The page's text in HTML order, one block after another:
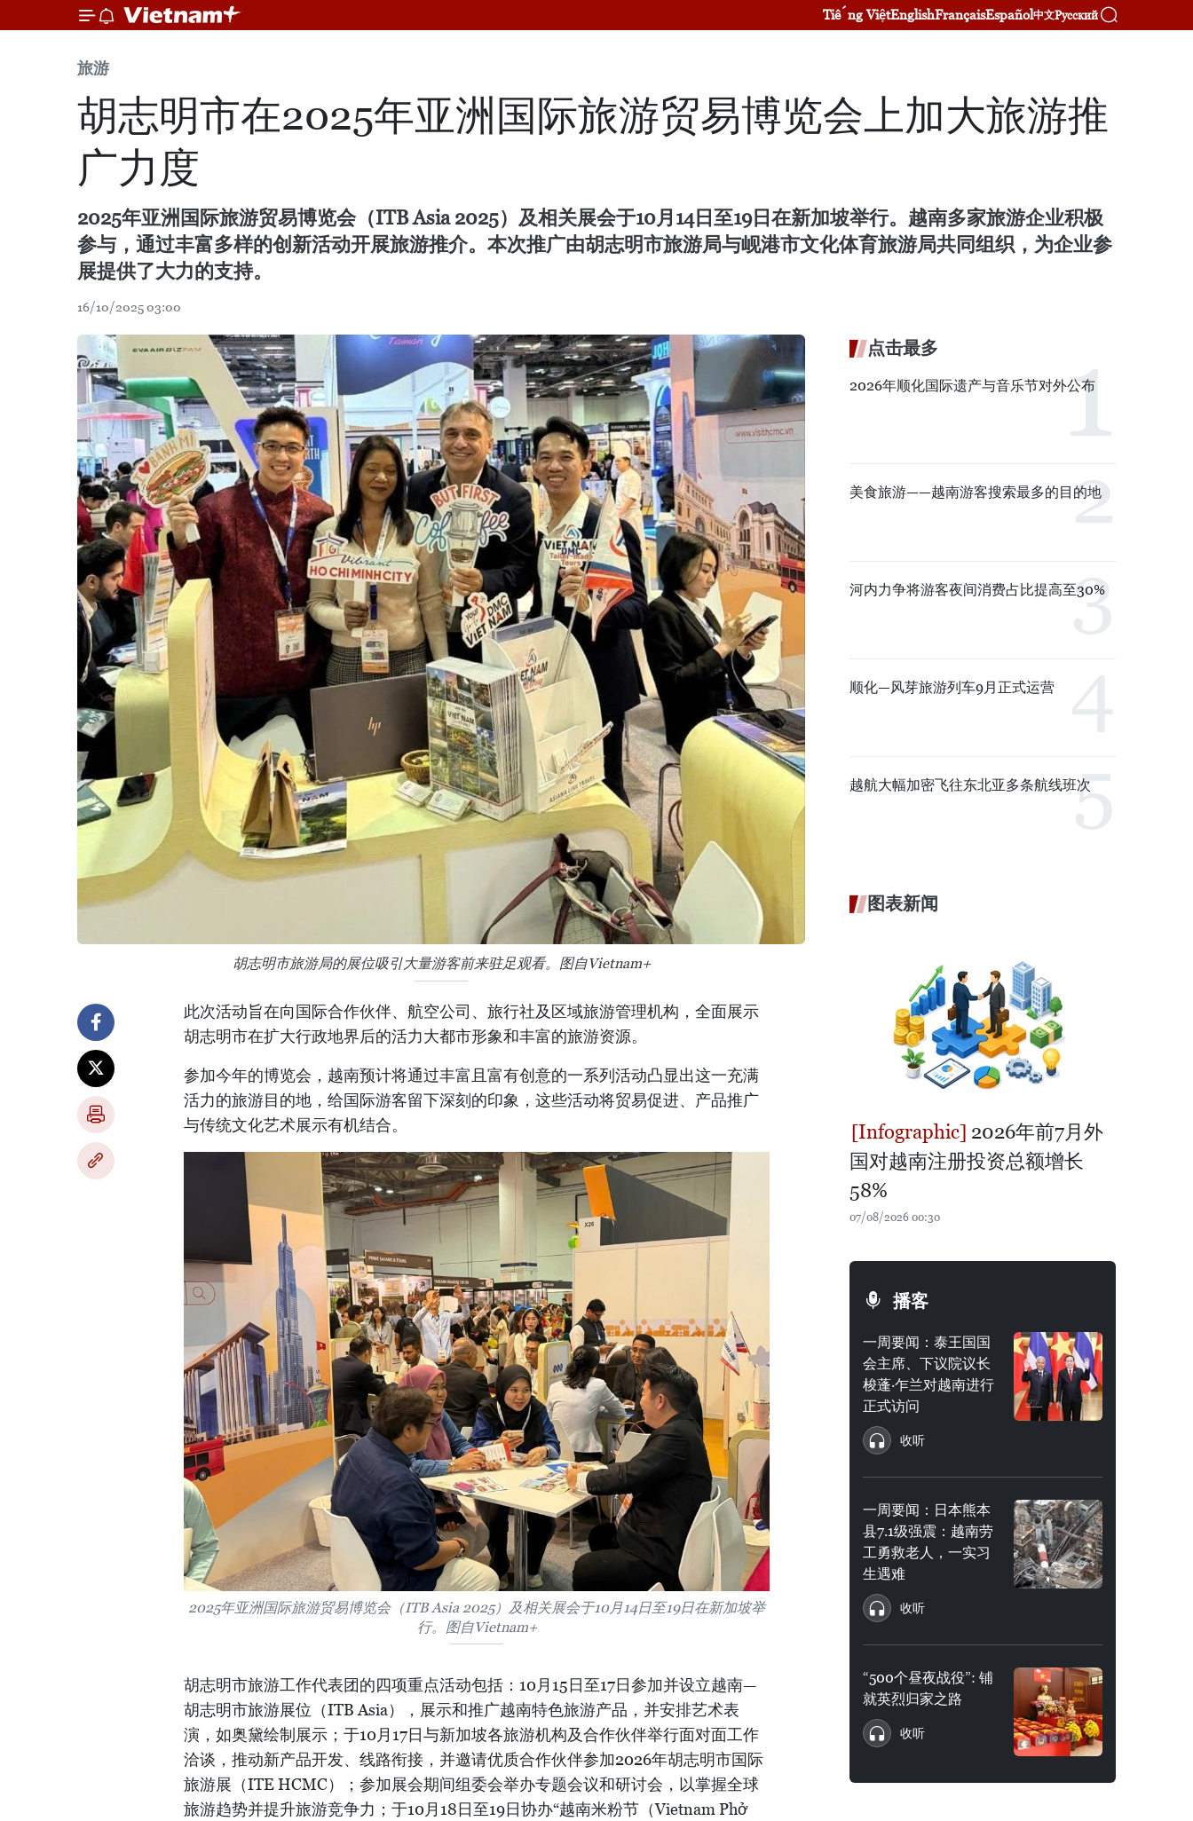
Tiếng ViệtEnglishFrançaisEspañol中文Русский
旅游
胡志明市在2025年亚洲国际旅游贸易博览会上加大旅游推
广力度
2025年亚洲国际旅游贸易博览会（ITB Asia 2025）及相关展会于10月14日至19日在新加坡举行。越南多家旅游企业积极
参与，通过丰富多样的创新活动开展旅游推介。本次推广由胡志明市旅游局与岘港市文化体育旅游局共同组织，为企业参
展提供了大力的支持。
16/10/2025 03:00
胡志明市旅游局的展位吸引大量游客前来驻足观看。图自Vietnam+
此次活动旨在向国际合作伙伴、航空公司、旅行社及区域旅游管理机构，全面展示
胡志明市在扩大行政地界后的活力大都市形象和丰富的旅游资源。
参加今年的博览会，越南预计将通过丰富且富有创意的一系列活动凸显出这一充满
活力的旅游目的地，给国际游客留下深刻的印象，这些活动将贸易促进、产品推广
与传统文化艺术展示有机结合。
2025年亚洲国际旅游贸易博览会（ITB Asia 2025）及相关展会于10月14日至19日在新加坡举
行。图自Vietnam+
胡志明市旅游工作代表团的四项重点活动包括：10月15日至17日参加并设立越南—
胡志明市旅游展位（ITB Asia），展示和推广越南特色旅游产品，并安排艺术表
演，如奥黛绘制展示；于10月17日与新加坡各旅游机构及合作伙伴举行面对面工作
洽谈，推动新产品开发、线路衔接，并邀请优质合作伙伴参加2026年胡志明市国际
旅游展（ITE HCMC）；参加展会期间组委会举办专题会议和研讨会，以掌握全球
旅游趋势并提升旅游竞争力；于10月18日至19日协办“越南米粉节（Vietnam Phở
点击最多
2026年顺化国际遗产与音乐节对外公布
美食旅游——越南游客搜索最多的目的地
河内力争将游客夜间消费占比提高至30%
顺化—风芽旅游列车9月正式运营
越航大幅加密飞往东北亚多条航线班次
图表新闻
2026年前7月外
国对越南注册投资总额增长
58%
07/08/2026 00:30
播客
一周要闻：泰王国国
会主席、下议院议长
梭蓬·乍兰对越南进行
正式访问
收听
一周要闻：日本熊本
县7.1级强震：越南劳
工勇救老人，一实习
生遇难
收听
“500个昼夜战役”: 铺
就英烈归家之路
收听